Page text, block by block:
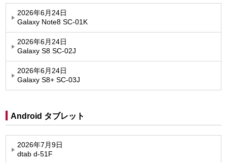
2026年6月24日
Galaxy Note8 SC-01K
2026年6月24日
Galaxy S8 SC-02J
2026年6月24日
Galaxy S8+ SC-03J
Android タブレット
2026年7月9日
dtab d-51F